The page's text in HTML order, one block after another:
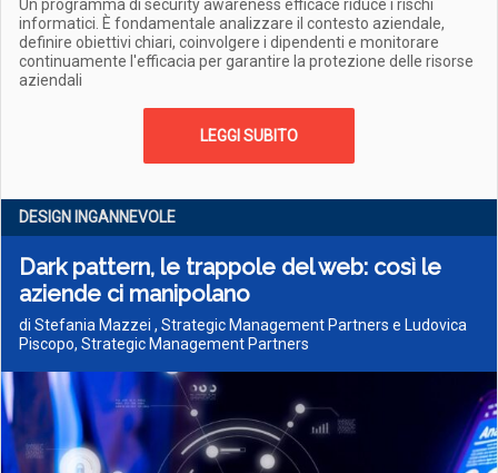
Un programma di security awareness efficace riduce i rischi
informatici. È fondamentale analizzare il contesto aziendale,
definire obiettivi chiari, coinvolgere i dipendenti e monitorare
continuamente l'efficacia per garantire la protezione delle risorse
aziendali
LEGGI SUBITO
DESIGN INGANNEVOLE
Dark pattern, le trappole del web: così le
aziende ci manipolano
di Stefania Mazzei , Strategic Management Partners e Ludovica
Piscopo, Strategic Management Partners